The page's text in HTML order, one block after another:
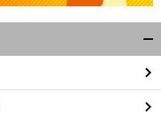
閉
る